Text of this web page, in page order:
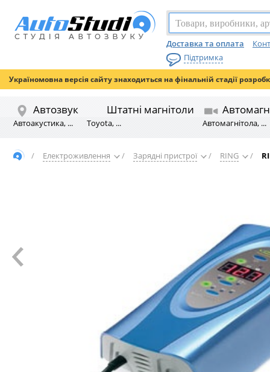
Доставка та оплата
Підтримка
Україномовна версія сайту знаходиться на фінальній стадії
Автозвук
Автоакустика, ...
Штатні магнітоли
Toyota, ... Автомагнітола, ...
/ Електроживлення / Зарядні пристрої / RING /